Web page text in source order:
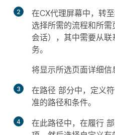
2 在CX代理屏幕中，转至
选择所需的流程和所需
会话），其中需要从
务。
将显示所选页面详细信
3 在路径 部分中，定义
准的路径和条件。
4 在此路径中，在履行